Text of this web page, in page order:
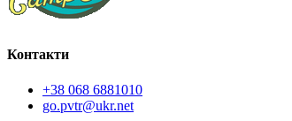
Контакти
+38 068 6881010
go.pvtr@ukr.net